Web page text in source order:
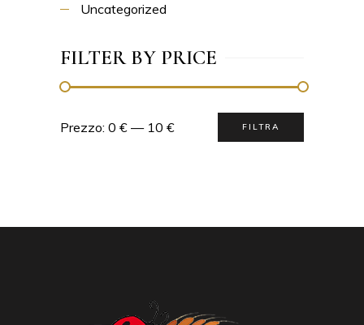
Uncategorized
FILTER BY PRICE
FILTRA
Prezzo: 0 € — 10 €